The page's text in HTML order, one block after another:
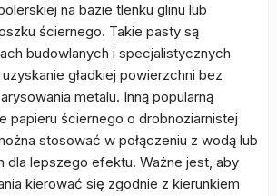
na bazie tlenku glinu lub
ściernego. Takie pasty są
budowlanych i specjalistycznych
gładkiej powierzchni bez
metalu. Inną popularną
papieru ściernego o drobnoziarnistej
stosować w połączeniu z wodą lub
dla lepszego efektu. Ważne jest, aby
kierować się zgodnie z kierunkiem